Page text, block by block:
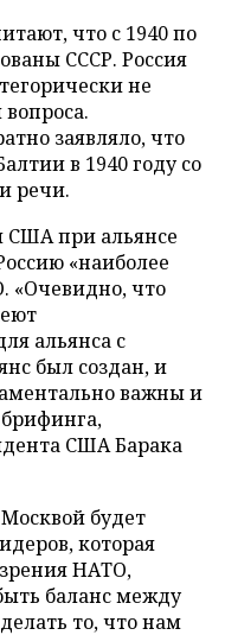
что с 1940 по
СССР. Россия
не
вопроса.
заявляло, что
в 1940 году со
речи.
США при альянсе
«наиболее
«Очевидно, что
альянса с
был создан, и
важны и
брифинга,
США Барака
будет
которая
НАТО,
баланс между
то, что нам